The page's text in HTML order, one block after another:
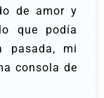
de amor y
que podía
pasada, mi
consola de